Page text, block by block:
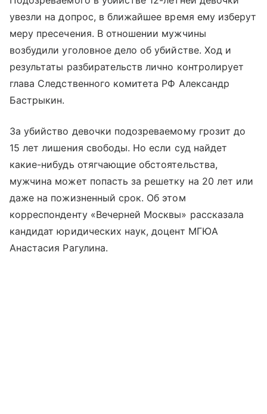
увезли на допрос, в ближайшее время ему изберут
меру пресечения. В отношении мужчины
возбудили уголовное дело об убийстве. Ход и
результаты разбирательств лично контролирует
глава Следственного комитета РФ Александр
Бастрыкин.
За убийство девочки подозреваемому грозит до
15 лет лишения свободы. Но если суд найдет
какие-нибудь отягчающие обстоятельства,
мужчина может попасть за решетку на 20 лет или
даже на пожизненный срок. Об этом
корреспонденту «Вечерней Москвы» рассказала
кандидат юридических наук, доцент МГЮА
Анастасия Рагулина.